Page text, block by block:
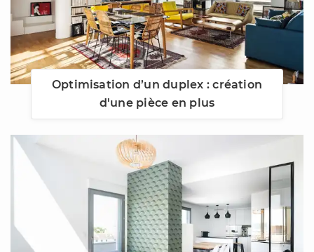
Optimisation d’un duplex : création
d'une pièce en plus